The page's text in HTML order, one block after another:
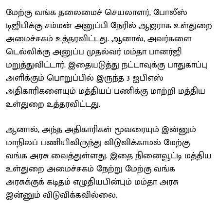
மேற்கு வங்க தலைமைச் செயலாளர், போலீஸ்
டிஜிபிக்கு சம்மன் அனுப்பி நேரில் ஆஜராக உள்துறை
அமைச்சகம் உத்தரவிட்டது. ஆனால், அவர்களை
டெல்லிக்கு அனுப்ப முதல்வர் மம்தா பானர்ஜி
மறுத்துவிட்டார். இதையடுத்து நட்டாவுக்கு பாதுகாப்பு
அளிக்கும் பொறுப்பில் இருந்த 3 ஐபிஎஸ்
அதிகாரிகளையும் மத்தியப் பணிக்கு மாற்றி மத்திய
உள்துறை உத்தரவிட்டது.
ஆனால், அந்த அதிகாரிகள் மூவரையும் இன்னும்
மாநிலப் பணியிலிருந்து விடுவிக்காமல் மேற்கு
வங்க அரசு வைத்துள்ளது. இதை நினைவூட்டி மத்திய
உள்துறை அமைச்சகம் நேற்று மேற்கு வங்க
அரசுக்குக் கடிதம் எழுதியபின்பும் மம்தா அரசு
இன்னும் விடுவிக்கவில்லை.